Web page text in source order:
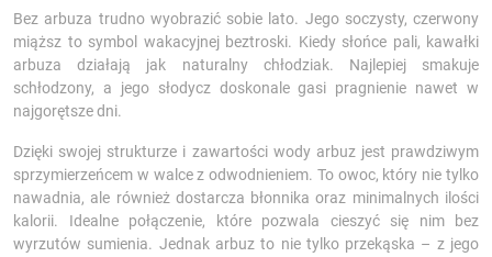
Bez arbuza trudno wyobrazić sobie lato. Jego soczysty, czerwony
miąższ to symbol wakacyjnej beztroski. Kiedy słońce pali, kawałki
arbuza działają jak naturalny chłodziak. Najlepiej smakuje
schłodzony, a jego słodycz doskonale gasi pragnienie nawet w
najgorętsze dni.
Dzięki swojej strukturze i zawartości wody arbuz jest prawdziwym
sprzymierzeńcem w walce z odwodnieniem. To owoc, który nie tylko
nawadnia, ale również dostarcza błonnika oraz minimalnych ilości
kalorii. Idealne połączenie, które pozwala cieszyć się nim bez
wyrzutów sumienia. Jednak arbuz to nie tylko przekąska – z jego